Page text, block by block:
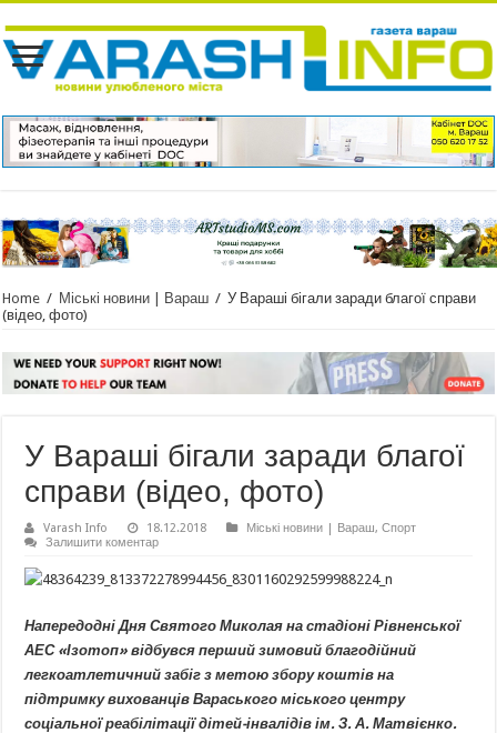
Home / Міські новини | Вараш / У Вараші бігали заради благої справи
(відео, фото)
У Вараші бігали заради благої
справи (відео, фото)
Varash Info 18.12.2018 Міські новини | Вараш,Спорт
Залишити коментар
Напередодні Дня Святого Миколая на стадіоні Рівненської
АЕС «Ізотоп» відбувся перший зимовий благодійний
легкоатлетичний забіг з метою збору коштів на
підтримку вихованців Вараського міського центру
соціальної реабілітації дітей-інвалідів ім. З. А. Матвієнко.